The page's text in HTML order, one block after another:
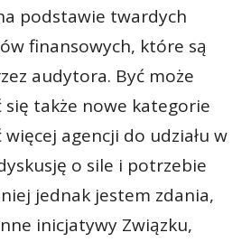
podstawie twardych
finansowych, które są
audytora. Być może
także nowe kategorie
agencji do udziału w
o sile i potrzebie
jednak jestem zdania,
inicjatywy Związku,